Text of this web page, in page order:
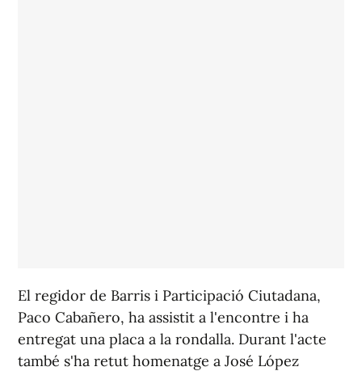
El regidor de Barris i Participació Ciutadana,
Paco Cabañero, ha assistit a l'encontre i ha
entregat una placa a la rondalla. Durant l'acte
també s'ha retut homenatge a José López